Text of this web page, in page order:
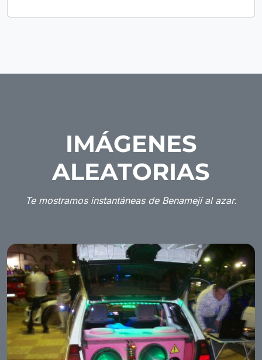
IMÁGENES
ALEATORIAS
Te mostramos instantáneas de Benamejí al azar.